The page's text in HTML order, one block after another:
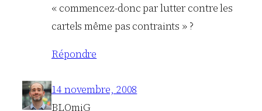
« commencez-donc par lutter contre les
cartels même pas contraints » ?
Répondre
14 novembre, 2008
BLOmiG